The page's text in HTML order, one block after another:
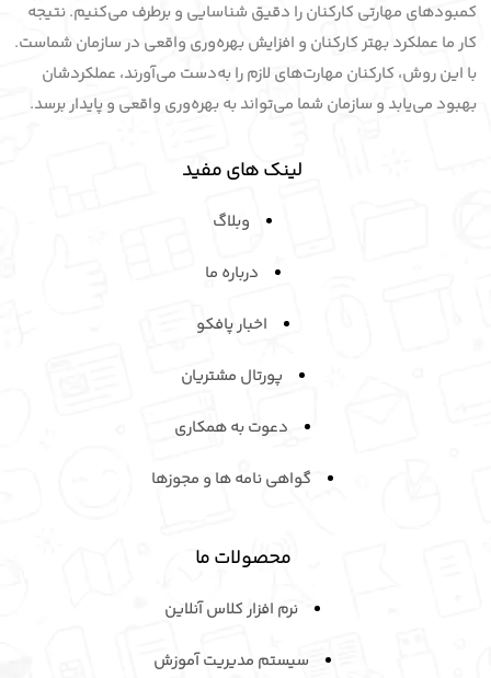
کمبودهای مهارتی کارکنان را دقیق شناسایی و برطرف می‌کنیم. نتیجه
کار ما عملکرد بهتر کارکنان و افزایش بهره‌وری واقعی در سازمان شماست.
با این روش، کارکنان مهارت‌های لازم را به‌دست می‌آورند، عملکردشان
بهبود می‌یابد و سازمان شما می‌تواند به بهره‌وری واقعی و پایدار برسد.
لینک های مفید
وبلاگ
درباره ما
اخبار پافکو
پورتال مشتریان
دعوت به همکاری
گواهی نامه ها و مجوزها
محصولات ما
نرم افزار کلاس آنلاین
سیستم مدیریت آموزش